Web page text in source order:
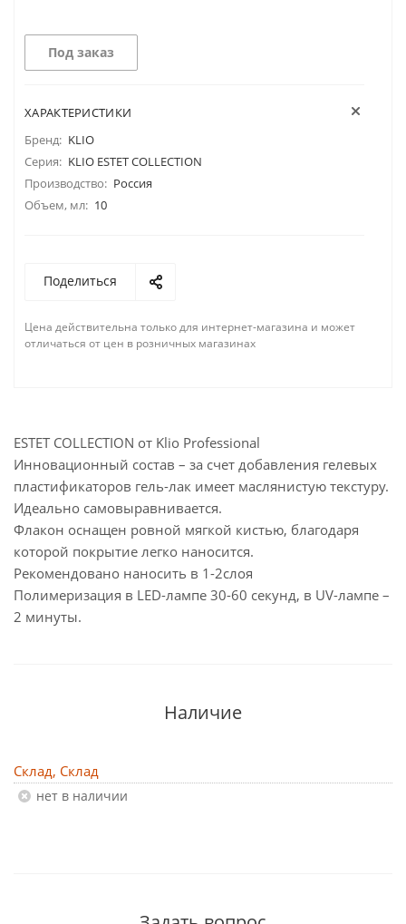
Под заказ
ХАРАКТЕРИСТИКИ
Бренд: KLIO
Серия: KLIO ESTET COLLECTION
Производство: Россия
Объем, мл: 10
Поделиться
Цена действительна только для интернет-магазина и может
отличаться от цен в розничных магазинах
ESTET COLLECTION от Klio Professional
Инновационный состав – за счет добавления гелевых
пластификаторов гель-лак имеет маслянистую текстуру.
Идеально самовыравнивается.
Флакон оснащен ровной мягкой кистью, благодаря
которой покрытие легко наносится.
Рекомендовано наносить в 1-2слоя
Полимеризация в LED-лампе 30-60 секунд, в UV-лампе –
2 минуты.
Наличие
Склад, Склад
Нет в наличии